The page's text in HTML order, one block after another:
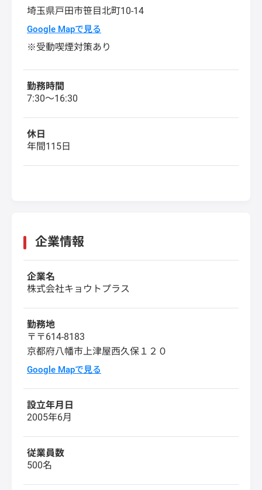
埼玉県戸田市笹目北町10-14
Google Mapで見る
※受動喫煙対策あり
勤務時間
7:30～16:30
休日
年間115日
企業情報
企業名
株式会社キョウトプラス
勤務地
〒〒614-8183
京都府八幡市上津屋西久保１２０
Google Mapで見る
設立年月日
2005年6月
従業員数
500名